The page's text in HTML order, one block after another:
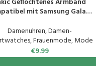
Geflochtenes Armband
mit Samsung Galaxy
44mm/Galaxy Watch 5 Pro
Watch 6 Classic/Watch 4
Elastisch Uhrenarmband
Loop Ersatzarmband für
Damenuhren,Damen-
,Frauenmode,Mode
€9.99